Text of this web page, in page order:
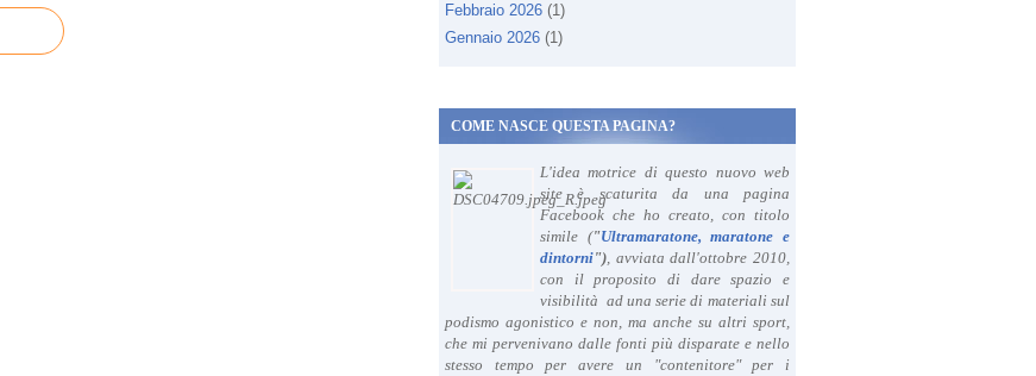
Febbraio 2026 (1)
Gennaio 2026 (1)
COME NASCE QUESTA PAGINA?
L'idea motrice di questo nuovo web
site è scaturita da una pagina
Facebook che ho creato, con titolo
simile ("Ultramaratone, maratone e
dintorni"), avviata dall'ottobre 2010,
con il proposito di dare spazio e
visibilità ad una serie di materiali sul
podismo agonistico e non, ma anche su altri sport,
che mi pervenivano dalle fonti più disparate e nello
stesso tempo per avere un "contenitore" per i